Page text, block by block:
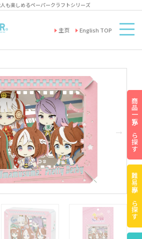
も楽しめるペーパークラフトシリーズ
主页 English TOP
商品一覧から探す
難易度から探す